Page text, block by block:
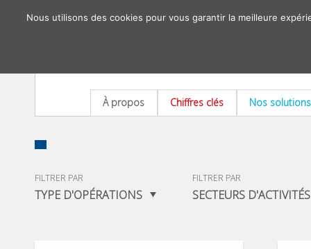
À propos Chiffres clés Nos solutions
FILTRER PAR
TYPE D'OPÉRATIONS
FILTRER PAR
SECTEURS D'ACTIVITÉS
Nous utilisons des cookies pour vous garantir la meilleure